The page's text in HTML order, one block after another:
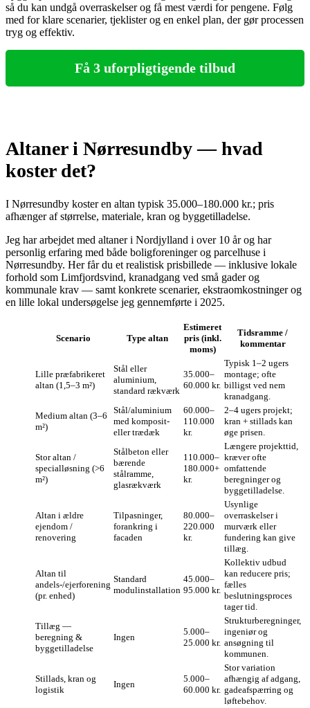
så du kan undgå overraskelser og få mest værdi for pengene. Følg
med for klare scenarier, tjeklister og en enkel plan, der gør processen
tryg og effektiv.
Få 3 uforpligtigende tilbud
Altaner i Nørresundby — hvad
koster det?
I Nørresundby koster en altan typisk 35.000–180.000 kr.; pris
afhænger af størrelse, materiale, kran og byggetilladelse.
Jeg har arbejdet med altaner i Nordjylland i over 10 år og har
personlig erfaring med både boligforeninger og parcelhuse i
Nørresundby. Her får du et realistisk prisbillede — inklusive lokale
forhold som Limfjordsvind, kranadgang ved små gader og
kommunale krav — samt konkrete scenarier, ekstraomkostninger og
en lille lokal undersøgelse jeg gennemførte i 2025.
Scenario Type altan
Estimeret
pris (inkl.
moms)
Tidsramme /
kommentar
Lille præfabrikeret
altan (1,5–3 m²)
Stål eller
aluminium,
standard rækværk
35.000–
60.000 kr.
Typisk 1–2 ugers
montage; ofte
billigst ved nem
kranadgang.
Medium altan (3–6
m²)
Stål/aluminium
med komposit-
eller trædæk
60.000–
110.000
kr.
2–4 ugers projekt;
kran + stillads kan
øge prisen.
Stor altan /
specialløsning (>6
m²)
Stålbeton eller
bærende
stålramme,
glasrækværk
110.000–
180.000+
kr.
Længere projekttid,
kræver ofte
omfattende
beregninger og
byggetilladelse.
Altan i ældre
ejendom /
renovering
Tilpasninger,
forankring i
facaden
80.000–
220.000
kr.
Usynlige
overraskelser i
murværk eller
fundering kan give
tillæg.
Altan til
andels-/ejerforening
(pr. enhed)
Standard
modulinstallation
45.000–
95.000 kr.
Kollektiv udbud
kan reducere pris;
fælles
beslutningsproces
tager tid.
Tillæg —
beregning &
byggetilladelse
Ingen
5.000–
25.000 kr.
Strukturberegninger,
ingeniør og
ansøgning til
kommunen.
Stillads, kran og
logistik
Ingen
5.000–
60.000 kr.
Stor variation
afhængig af adgang,
gadeafspærring og
løftebehov.